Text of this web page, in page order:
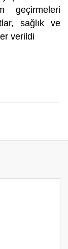
geçirmeleri
sağlık ve
verildi